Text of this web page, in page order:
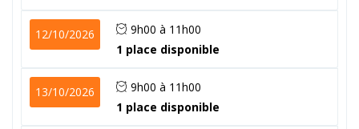
12/10/2026
9h00 à 11h00
1 place disponible
13/10/2026
9h00 à 11h00
1 place disponible